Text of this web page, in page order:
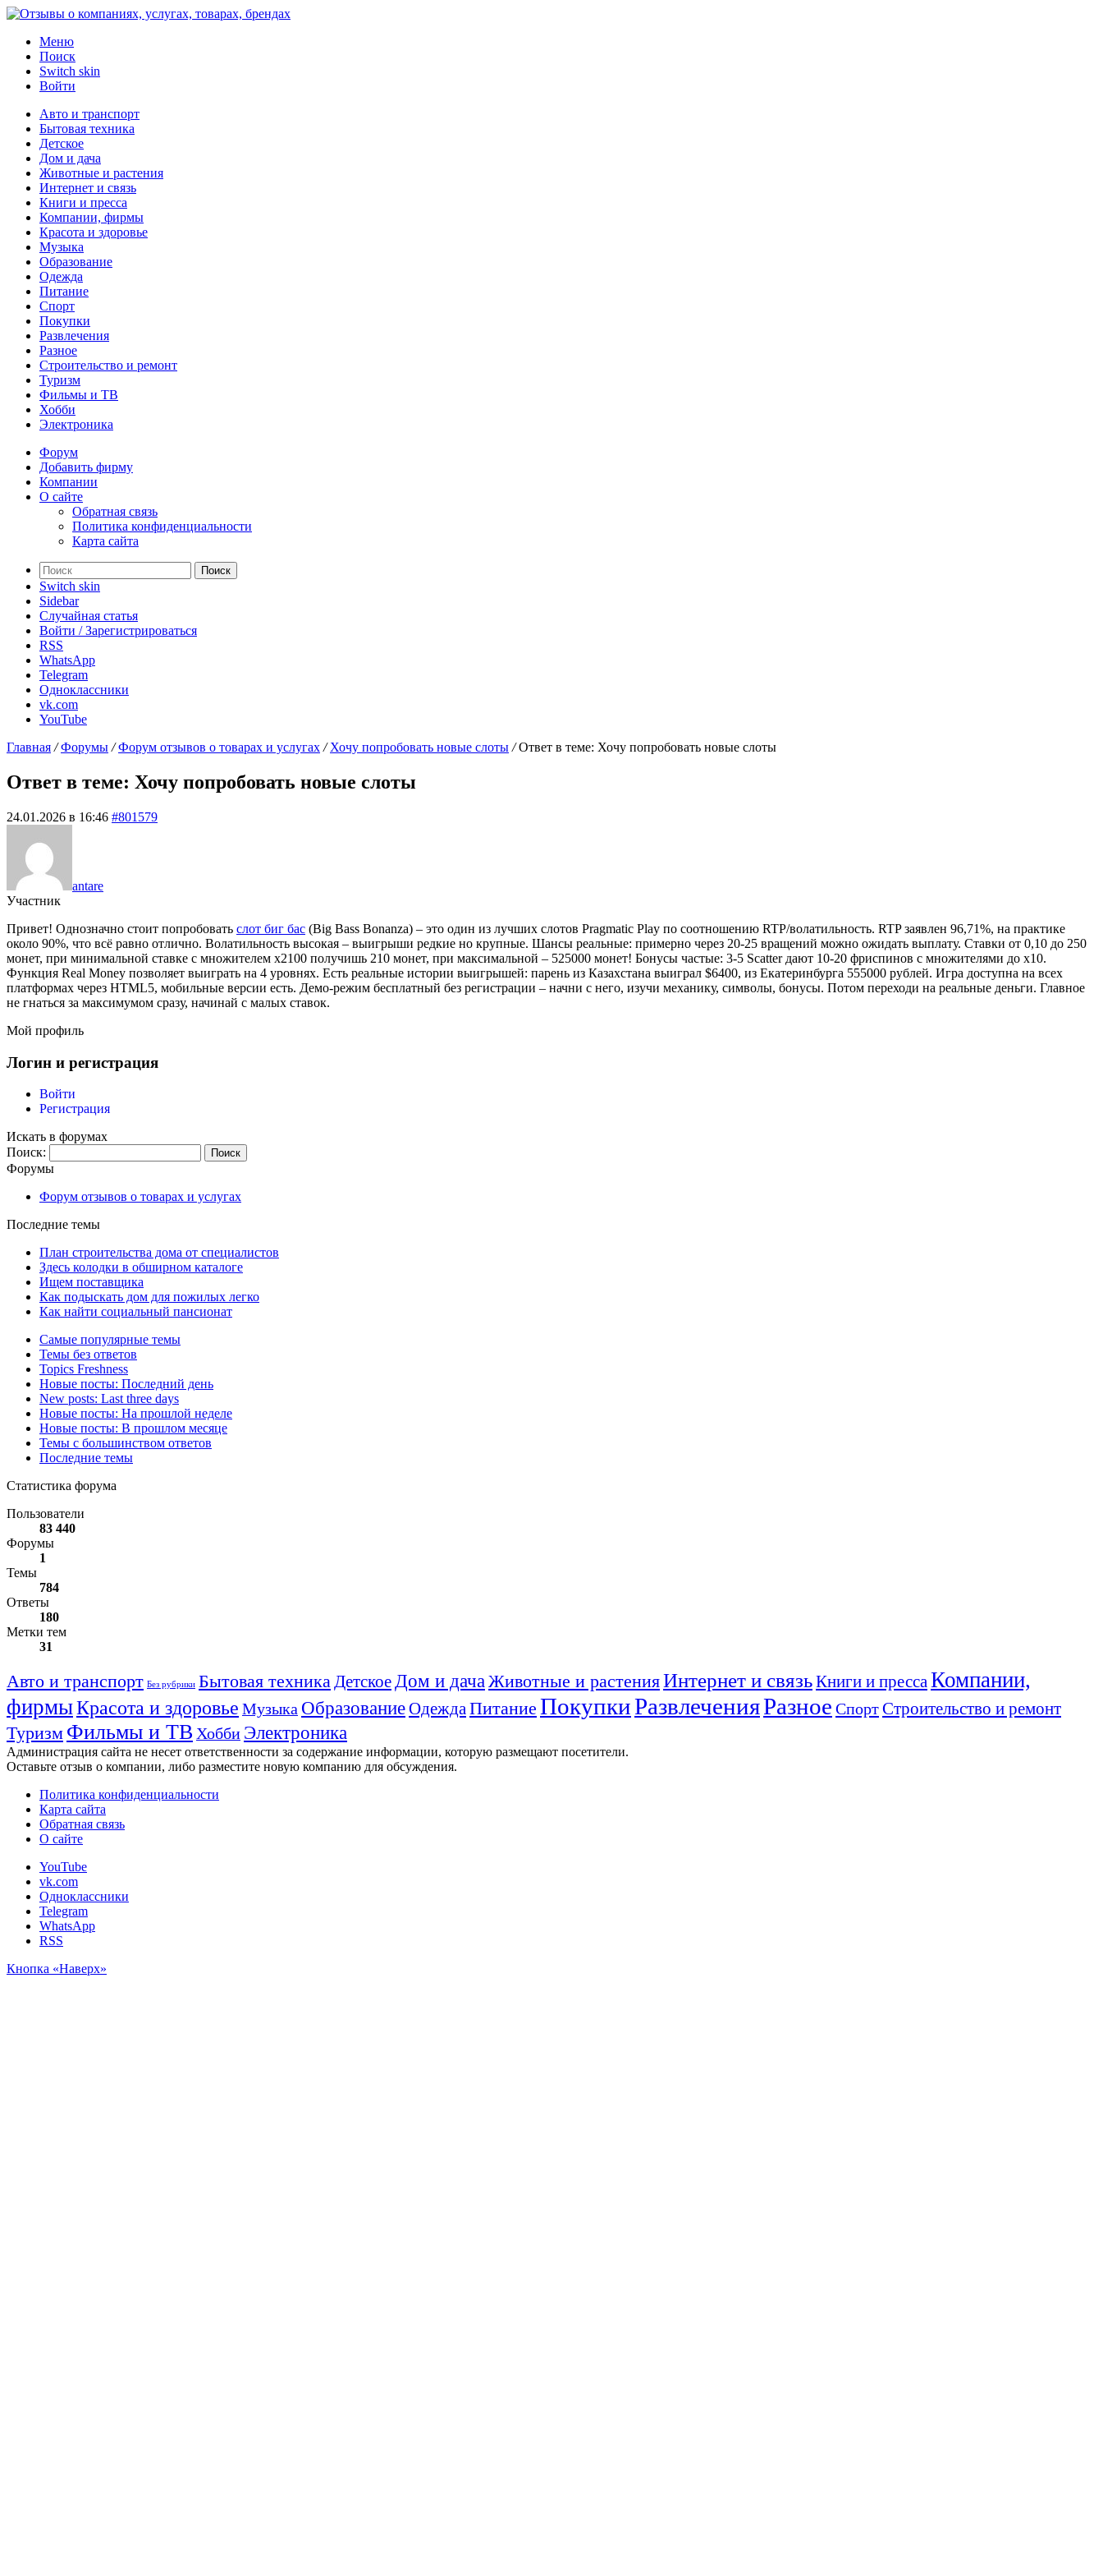
Меню
Поиск
Switch skin
Войти
Авто и транспорт
Бытовая техника
Детское
Дом и дача
Животные и растения
Интернет и связь
Книги и пресса
Компании, фирмы
Красота и здоровье
Музыка
Образование
Одежда
Питание
Спорт
Покупки
Развлечения
Разное
Строительство и ремонт
Туризм
Фильмы и ТВ
Хобби
Электроника
Форум
Добавить фирму
Компании
О сайте
Обратная связь
Политика конфиденциальности
Карта сайта
Поиск
Switch skin
Sidebar
Случайная статья
Войти / Зарегистрироваться
RSS
WhatsApp
Telegram
Одноклассники
vk.com
YouTube
Главная / Форумы / Форум отзывов о товарах и услугах / Хочу попробовать новые слоты / Ответ в теме: Хочу попробовать новые слоты
Ответ в теме: Хочу попробовать новые слоты
24.01.2026 в 16:46 #801579
antare
Участник
Привет! Однозначно стоит попробовать слот биг бас (Big Bass Bonanza) – это один из лучших слотов Pragmatic Play по соотношению RTP/волатильность. RTP заявлен 96,71%, на практике
около 90%, что всё равно отлично. Волатильность высокая – выигрыши редкие но крупные. Шансы реальные: примерно через 20-25 вращений можно ожидать выплату. Ставки от 0,10 до 250
монет, при минимальной ставке с множителем х2100 получишь 210 монет, при максимальной – 525000 монет! Бонусы частые: 3-5 Scatter дают 10-20 фриспинов с множителями до х10.
Функция Real Money позволяет выиграть на 4 уровнях. Есть реальные истории выигрышей: парень из Казахстана выиграл $6400, из Екатеринбурга 555000 рублей. Игра доступна на всех
платформах через HTML5, мобильные версии есть. Демо-режим бесплатный без регистрации – начни с него, изучи механику, символы, бонусы. Потом переходи на реальные деньги. Главное
не гнаться за максимумом сразу, начинай с малых ставок.
Мой профиль
Логин и регистрация
Войти
Регистрация
Искать в форумах
Поиск:
Форумы
Форум отзывов о товарах и услугах
Последние темы
План строительства дома от специалистов
Здесь колодки в обширном каталоге
Ищем поставщика
Как подыскать дом для пожилых легко
Как найти социальный пансионат
Самые популярные темы
Темы без ответов
Topics Freshness
Новые посты: Последний день
New posts: Last three days
Новые посты: На прошлой неделе
Новые посты: В прошлом месяце
Темы с большинством ответов
Последние темы
Статистика форума
Пользователи
83 440
Форумы
1
Темы
784
Ответы
180
Метки тем
31
Авто и транспорт Без рубрики Бытовая техникаДетскоеДом и дачаЖивотные и растенияИнтернет и связьКниги и прессаКомпании,
фирмыКрасота и здоровье Музыка ОбразованиеОдеждаПитание ПокупкиРазвлеченияРазное СпортСтроительство и ремонт
Туризм Фильмы и ТВ Хобби Электроника
Администрация сайта не несет ответственности за содержание информации, которую размещают посетители.
Оставьте отзыв о компании, либо разместите новую компанию для обсуждения.
Политика конфиденциальности
Карта сайта
Обратная связь
О сайте
YouTube
vk.com
Одноклассники
Telegram
WhatsApp
RSS
Кнопка «Наверх»